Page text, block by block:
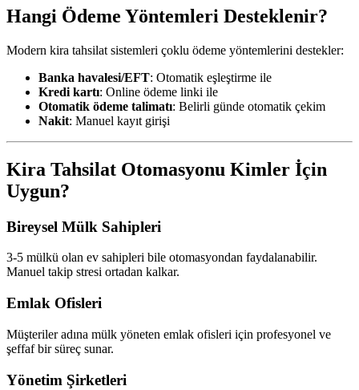
Hangi Ödeme Yöntemleri Desteklenir?
Modern kira tahsilat sistemleri çoklu ödeme yöntemlerini destekler:
Banka havalesi/EFT: Otomatik eşleştirme ile
Kredi kartı: Online ödeme linki ile
Otomatik ödeme talimatı: Belirli günde otomatik çekim
Nakit: Manuel kayıt girişi
Kira Tahsilat Otomasyonu Kimler İçin
Uygun?
Bireysel Mülk Sahipleri
3-5 mülkü olan ev sahipleri bile otomasyondan faydalanabilir.
Manuel takip stresi ortadan kalkar.
Emlak Ofisleri
Müşteriler adına mülk yöneten emlak ofisleri için profesyonel ve
şeffaf bir süreç sunar.
Yönetim Şirketleri